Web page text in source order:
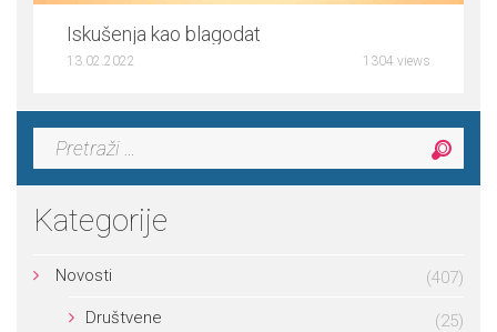
Iskušenja kao blagodat
13.02.2022 1304 views
Pretraga:
Kategorije
Novosti (407)
Društvene
(25)